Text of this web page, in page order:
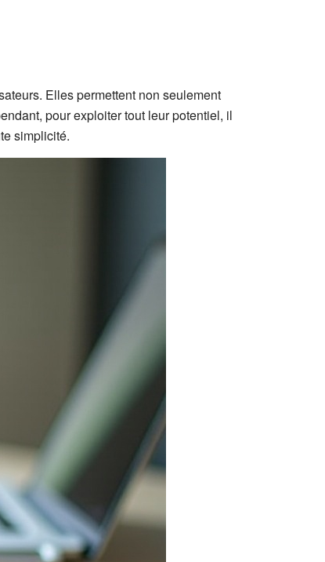
Elles permettent non seulement
pour exploiter tout leur potentiel, il
simplicité.